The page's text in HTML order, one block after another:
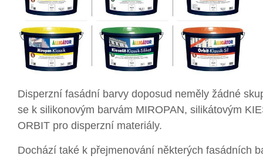
Disperzní fasádní barvy doposud neměly žádné
se k silikonovým barvám MIROPAN, silikátovým
ORBIT pro disperzní materiály.
Dochází také k přejmenování některých fasádních